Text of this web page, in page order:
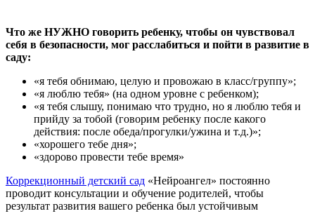
Что же НУЖНО говорить ребенку, чтобы он чувствовал
себя в безопасности, мог расслабиться и пойти в развитие в
саду:
«я тебя обнимаю, целую и провожаю в класс/группу»;
«я люблю тебя» (на одном уровне с ребенком);
«я тебя слышу, понимаю что трудно, но я люблю тебя и
прийду за тобой (говорим ребенку после какого
действия: после обеда/прогулки/ужина и т.д.)»;
«хорошего тебе дня»;
«здорово провести тебе время»
Коррекционный детский сад «Нейроангел» постоянно
проводит консультации и обучение родителей, чтобы
результат развития вашего ребенка был устойчивым